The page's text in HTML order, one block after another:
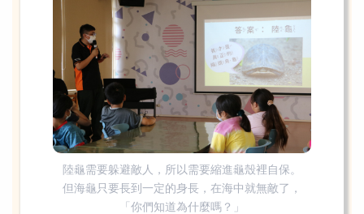
陸龜需要躲避敵人，所以需要縮進龜殼裡自保。
但海龜只要長到一定的身長，在海中就無敵了，
「你們知道為什麼嗎？」